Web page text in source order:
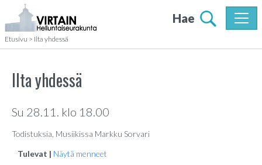
Hae
Etusivu > Ilta yhdessä
Ilta yhdessä
Su 28.11. klo 18.00
Todistuksia, Musiikissa Markku Sorvari
Tulevat | Näytä menneet